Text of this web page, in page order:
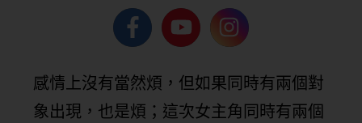
感情上沒有當然煩，但如果同時有兩個對
象出現，也是煩；這次女主角同時有兩個